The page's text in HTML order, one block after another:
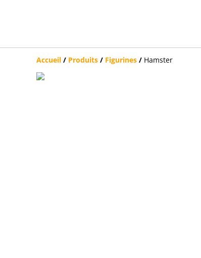
Accueil / Produits / Figurines / Hamster